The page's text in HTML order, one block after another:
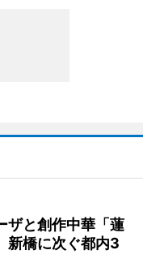
ザと創作中華「蓮
橋に次ぐ都内3